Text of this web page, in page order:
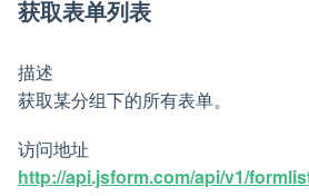
获取表单列表
描述
获取某分组下的所有表单。
访问地址
http://api.jsform.com/api/v1/